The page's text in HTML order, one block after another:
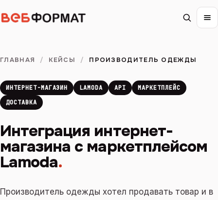
ГЛАВНАЯ / КЕЙСЫ / ПРОИЗВОДИТЕЛЬ ОДЕЖДЫ
ИНТЕРНЕТ-МАГАЗИН LAMODA API
МАРКЕТПЛЕЙС
ДОСТАВКА
Интеграция интернет-
магазина с маркетплейсом
Lamoda.
Производитель одежды хотел продавать товар и в